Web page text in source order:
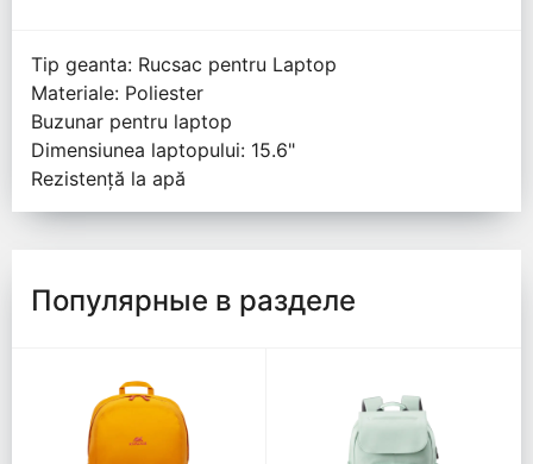
Tip geanta: Rucsac pentru Laptop
Materiale: Poliester
Buzunar pentru laptop
Dimensiunea laptopului: 15.6"
Rezistență la apă
Популярные в разделе